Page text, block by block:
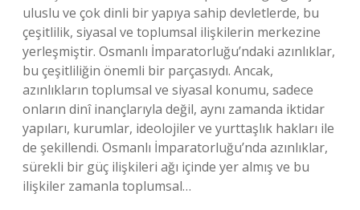
uluslu ve çok dinli bir yapıya sahip devletlerde, bu
çeşitlilik, siyasal ve toplumsal ilişkilerin merkezine
yerleşmiştir. Osmanlı İmparatorluğu’ndaki azınlıklar,
bu çeşitliliğin önemli bir parçasıydı. Ancak,
azınlıkların toplumsal ve siyasal konumu, sadece
onların dinî inançlarıyla değil, aynı zamanda iktidar
yapıları, kurumlar, ideolojiler ve yurttaşlık hakları ile
de şekillendi. Osmanlı İmparatorluğu’nda azınlıklar,
sürekli bir güç ilişkileri ağı içinde yer almış ve bu
ilişkiler zamanla toplumsal…